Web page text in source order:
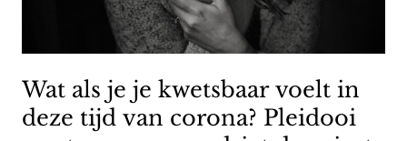
Wat als je je kwetsbaar voelt in
deze tijd van corona? Pleidooi